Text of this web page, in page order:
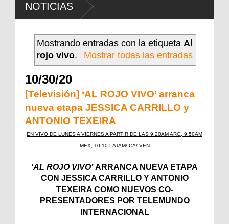
NOTICIAS
Mostrando entradas con la etiqueta Al
rojo vivo. Mostrar todas las entradas
10/30/20
[Televisión] ‘AL ROJO VIVO’ arranca
nueva etapa JESSICA CARRILLO y
ANTONIO TEXEIRA
EN VIVO DE LUNES A VIERNES A PARTIR DE LAS 9:20AM ARG, 9:50AM
MEX, 10:10 LATAM/ CA/ VEN
‘AL ROJO VIVO’ARRANCA NUEVA ETAPA
CON JESSICA CARRILLO Y ANTONIO
TEXEIRA COMO NUEVOS CO-
PRESENTADORES POR TELEMUNDO
INTERNACIONAL